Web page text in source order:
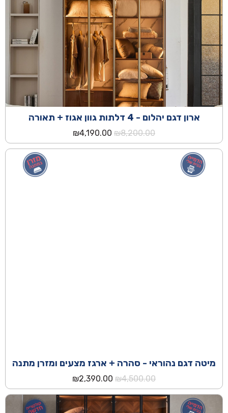
ארון דגם יהלום - 4 דלתות גוון אגוז + תאורה
₪8,200.00
המחיר
המקורי
היה:
₪4,190.00
הנוכחי
הוא:
₪4,190.00.
מיטה דגם נהוראי - סהרה + ארגז מצעים ומזרן מתנה
₪4,500.00
המחיר
המקורי
היה:
₪4,500.00.
₪2,390.00
הנוכחי
הוא:
₪2,390.00.